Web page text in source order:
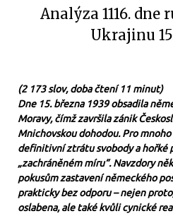
Analýza 1116. dne
Ukrajinu
(2 173 slov, doba čtení 11 minut)
Dne 15. března 1939 obsadila
Moravy, čímž završila zánik
Mnichovskou dohodou. Pro
definitivní ztrátu svobody a hořké
„zachráněném míru“. Navzdory
pokusům zastavení německého
prakticky bez odporu – nejen
oslabena, ale také kvůli cynické